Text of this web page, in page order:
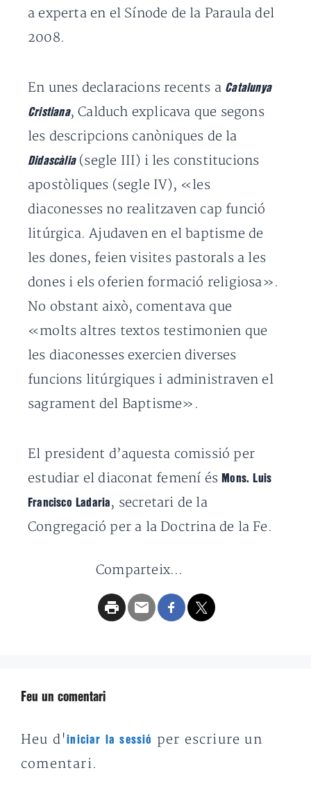
a experta en el Sínode de la Paraula del
2008.
En unes declaracions recents a Catalunya
Cristiana, Calduch explicava que segons
les descripcions canòniques de la
Didascàlia(segle III) i les constitucions
apostòliques (segle IV), «les
diaconesses no realitzaven cap funció
litúrgica. Ajudaven en el baptisme de
les dones, feien visites pastorals a les
dones i els oferien formació religiosa».
No obstant això, comentava que
«molts altres textos testimonien que
les diaconesses exercien diverses
funcions litúrgiques i administraven el
sagrament del Baptisme».
El president d’aquesta comissió per
estudiar el diaconat femení ésMons. Luis
Francisco Ladaria , secretari de la
Congregació per a la Doctrina de la Fe.
Comparteix...
Feu un comentari
Heu d'iniciar la sessió
per escriure un
comentari.